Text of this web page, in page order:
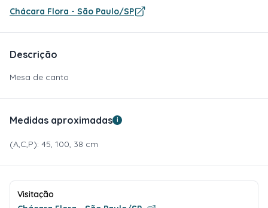
Chácara Flora - São Paulo/SP
Descrição
Mesa de canto
Medidas aproximadas i
(A,C,P): 45, 100, 38 cm
Visitação